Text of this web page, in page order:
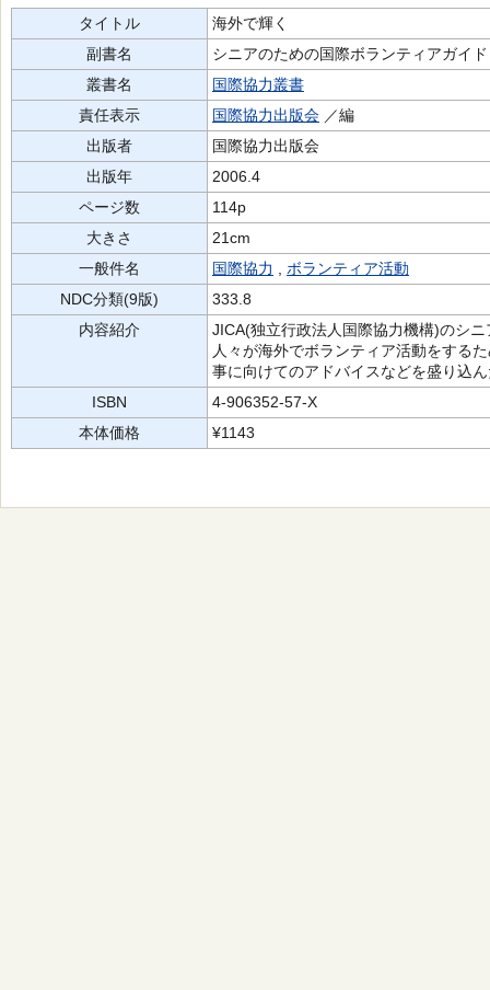
タイトル
海外で輝く
副書名
シニアのための国際ボランティアガイド
叢書名
国際協力叢書
責任表示
国際協力出版会 ／編
出版者
国際協力出版会
出版年
2006.4
ページ数
114p
大きさ
21cm
一般件名
国際協力
ボランティア活動
NDC分類(9版)
333.8
内容紹介
JICA(独立行政法人国際協力機構)のシ
人々が海外でボランティア活動をする
事に向けてのアドバイスなどを盛り込
ISBN
4-906352-57-X
本体価格
¥1143